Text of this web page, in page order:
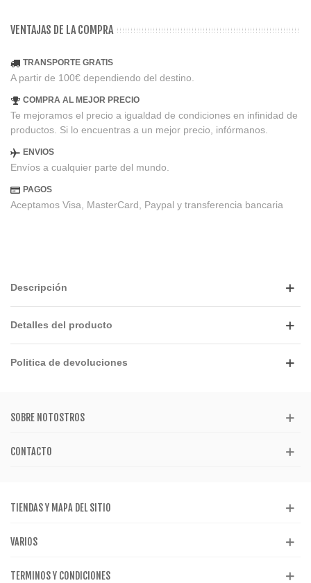
VENTAJAS DE LA COMPRA
TRANSPORTE GRATIS
A partir de 100€ dependiendo del destino.
COMPRA AL MEJOR PRECIO
Te mejoramos el precio a igualdad de condiciones en infinidad de
productos. Si lo encuentras a un mejor precio, infórmanos.
ENVIOS
Envíos a cualquier parte del mundo.
PAGOS
Aceptamos Visa, MasterCard, Paypal y transferencia bancaria
Descripción
Detalles del producto
Politica de devoluciones
SOBRE NOTOSTROS
CONTACTO
TIENDAS Y MAPA DEL SITIO
VARIOS
TERMINOS Y CONDICIONES